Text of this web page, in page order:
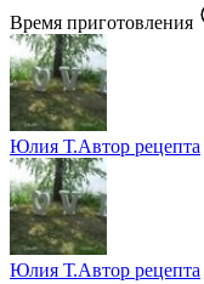
Время приготовления
Юлия Т.Автор рецепта
Юлия Т.Автор рецепта